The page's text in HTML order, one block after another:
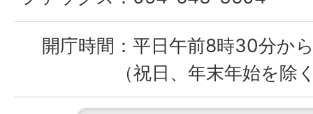
開庁時間： 平日午前8時30分か
（祝日、年末年始を除